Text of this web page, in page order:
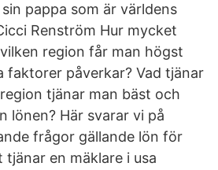
pappa som är världens
Renström Hur mycket
region får man högst
faktorer påverkar? Vad tjänar
tjänar man bäst och
lönen? Här svarar vi på
frågor gällande lön för
tjänar en mäklare i usa